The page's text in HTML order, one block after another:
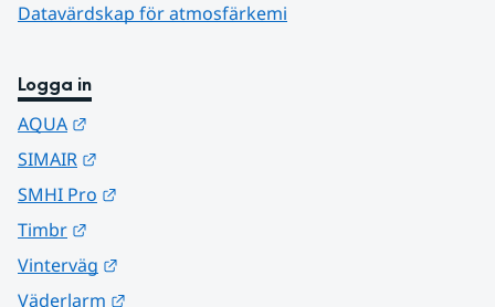
Datavärdskap för atmosfärkemi
Logga in
AQUA
SIMAIR
SMHI Pro
Timbr
Vinterväg
Väderlarm